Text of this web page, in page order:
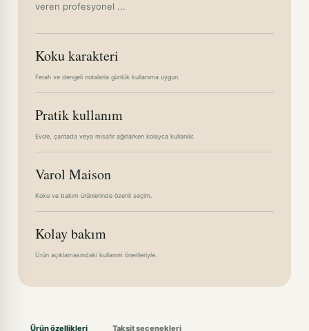
veren profesyonel ...
Koku karakteri
Ferah ve dengeli notalarla günlük kullanıma uygun.
Pratik kullanım
Evde, çantada veya misafir ağırlarken kolayca kullanılır.
Varol Maison
Koku ve bakım ürünlerinde özenli seçim.
Kolay bakım
Ürün açıklamasındaki kullanım önerileriyle.
Ürün özellikleri Taksit seçenekleri